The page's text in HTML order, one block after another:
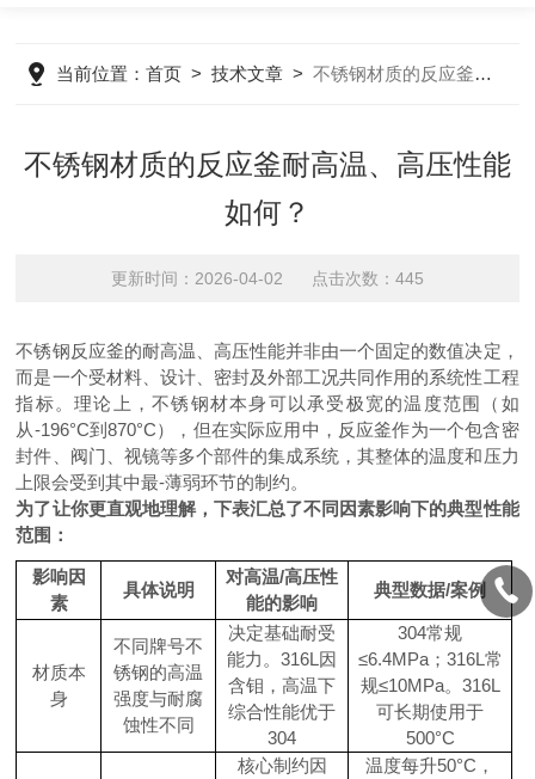
当前位置：首页 >技术文章 >不锈钢材质的反应釜耐高温、高压性能如何？
不锈钢材质的反应釜耐高温、高压性能
如何？
更新时间：2026-04-02 点击次数：445
不锈钢反应釜的耐高温、高压性能并非由一个固定的数值决定，
而是一个受材料、设计、密封及外部工况共同作用的系统性工程
指标。理论上，不锈钢材本身可以承受极宽的温度范围（如
从-196°C到870°C），但在实际应用中，反应釜作为一个包含密
封件、阀门、视镜等多个部件的集成系统，其整体的温度和压力
上限会受到其中最-薄弱环节的制约。
为了让你更直观地理解，下表汇总了不同因素影响下的典型性能
范围：
影响因
素
具体说明
对高温/高压性
能的影响
典型数据/案例
材质本
身
不同牌号不
锈钢的高温
强度与耐腐
蚀性不同
决定基础耐受
能力。316L因
含钼，高温下
综合性能优于
304
304常规
≤6.4MPa；316L常
规≤10MPa。316L
可长期使用于
500°C
核心制约因
温度每升50°C，